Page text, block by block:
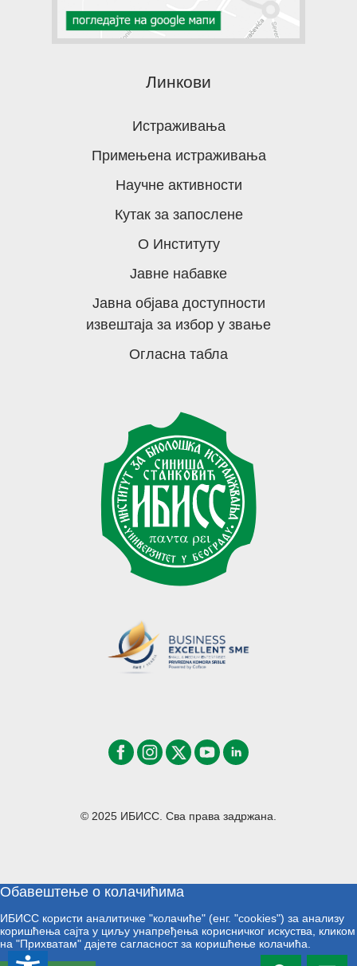
Линкови
Истраживања
Примењена истраживања
Научне активности
Кутак за запослене
О Институту
Јавне набавке
Јавна објава доступности
извештаја за избор у звање
Огласна табла
© 2025 ИБИСС. Сва права задржана.
Обавештење о колачићима
ИБИСС користи аналитичке "колачиће" (енг. "cookies") за анализу
коришћења сајта у циљу унапређења корисничког искуства, кликом
на "Прихватам" дајете сагласност за коришћење колачића.